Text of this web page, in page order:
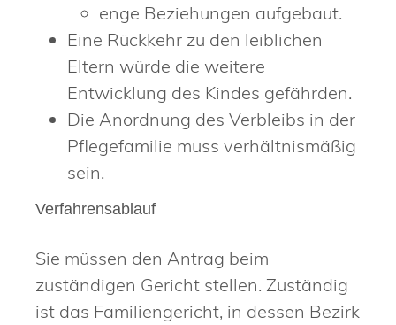
enge Beziehungen aufgebaut.
Eine Rückkehr zu den leiblichen
Eltern würde die weitere
Entwicklung des Kindes gefährden.
Die Anordnung des Verbleibs in der
Pflegefamilie muss verhältnismäßig
sein.
Verfahrensablauf
Sie müssen den Antrag beim
zuständigen Gericht stellen. Zuständig
ist das Familiengericht, in dessen Bezirk